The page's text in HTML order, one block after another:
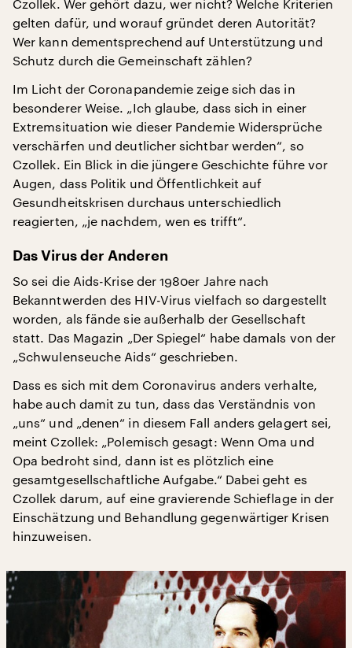
Czollek. Wer gehört dazu, wer nicht? Welche Kriterien
gelten dafür, und worauf gründet deren Autorität?
Wer kann dementsprechend auf Unterstützung und
Schutz durch die Gemeinschaft zählen?
Im Licht der Coronapandemie zeige sich das in
besonderer Weise. „Ich glaube, dass sich in einer
Extremsituation wie dieser Pandemie Widersprüche
verschärfen und deutlicher sichtbar werden“, so
Czollek. Ein Blick in die jüngere Geschichte führe vor
Augen, dass Politik und Öffentlichkeit auf
Gesundheitskrisen durchaus unterschiedlich
reagierten, „je nachdem, wen es trifft“.
Das Virus der Anderen
So sei die Aids-Krise der 1980er Jahre nach
Bekanntwerden des HIV-Virus vielfach so dargestellt
worden, als fände sie außerhalb der Gesellschaft
statt. Das Magazin „Der Spiegel“ habe damals von der
„Schwulenseuche Aids“ geschrieben.
Dass es sich mit dem Coronavirus anders verhalte,
habe auch damit zu tun, dass das Verständnis von
„uns“ und „denen“ in diesem Fall anders gelagert sei,
meint Czollek: „Polemisch gesagt: Wenn Oma und
Opa bedroht sind, dann ist es plötzlich eine
gesamtgesellschaftliche Aufgabe.“ Dabei geht es
Czollek darum, auf eine gravierende Schieflage in der
Einschätzung und Behandlung gegenwärtiger Krisen
hinzuweisen.